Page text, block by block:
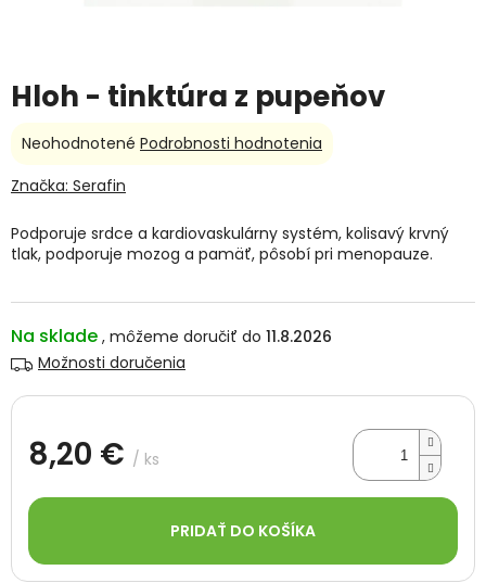
Hloh - tinktúra z pupeňov
Na sklade
11.8.2026
Možnosti doručenia
8,20 € / ks
cena:
PRIDAŤ DO KOŠÍKA
Podporuje srdce a kardiovaskulárny systém, kolisavý krvný
tlak, podporuje mozog a pamäť, pôsobí pri menopauze.
Priemerné
produktu
0,0
z
5
Neohodnotené Podrobnosti hodnotenia
Značka: Serafin